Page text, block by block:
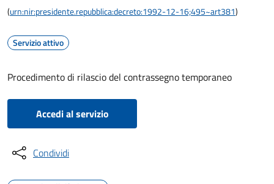
(urn:nir:presidente.repubblica:decreto:1992-12-16;495~art381)
Servizio attivo
Procedimento di rilascio del contrassegno temporaneo
Accedi al servizio
Condividi